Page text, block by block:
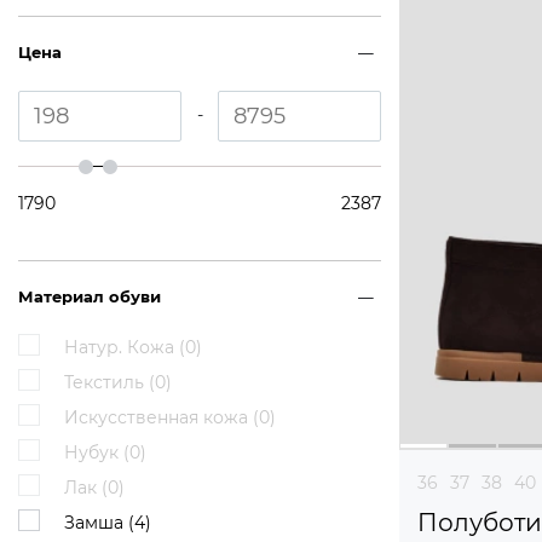
Цена
-
1790 2387
Материал обуви
Натур. Кожа (0)
Текстиль (0)
Искусственная кожа (0)
Нубук (0)
Лак (0)
Замша (4)
36 37 38 40